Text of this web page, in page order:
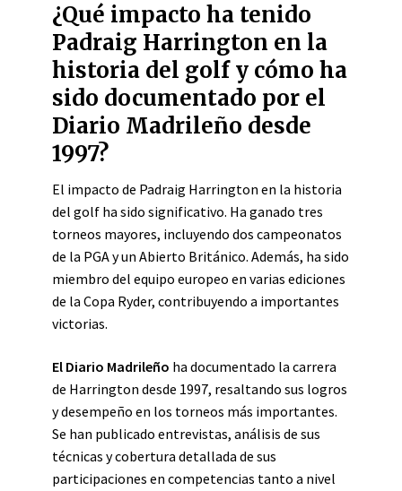
¿Qué impacto ha tenido
Padraig Harrington en la
historia del golf y cómo ha
sido documentado por el
Diario Madrileño desde
1997?
El impacto de Padraig Harrington en la historia
del golf ha sido significativo. Ha ganado tres
torneos mayores, incluyendo dos campeonatos
de la PGA y un Abierto Británico. Además, ha sido
miembro del equipo europeo en varias ediciones
de la Copa Ryder, contribuyendo a importantes
victorias.
El Diario Madrileño ha documentado la carrera
de Harrington desde 1997, resaltando sus logros
y desempeño en los torneos más importantes.
Se han publicado entrevistas, análisis de sus
técnicas y cobertura detallada de sus
participaciones en competencias tanto a nivel